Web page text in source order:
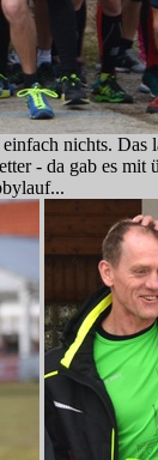
nichts. Das
- da gab es mit